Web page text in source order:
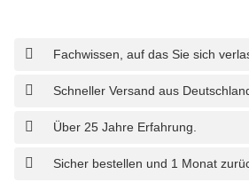
Fachwissen, auf das Sie sich
Schneller Versand aus
Über 25 Jahre Erfahrung.
Sicher bestellen und 1 Monat